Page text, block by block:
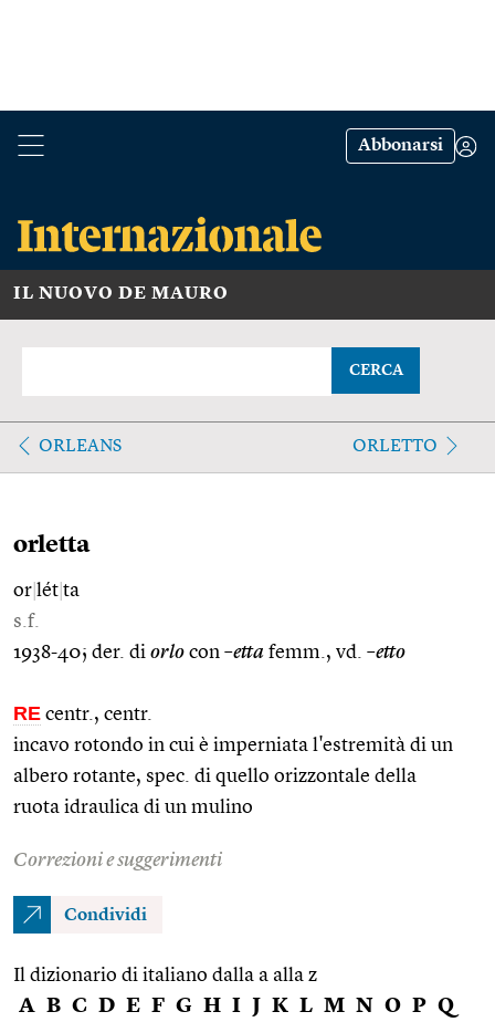
Abbonarsi
IL NUOVO DE MAURO
CERCA
ORLEANS ORLETTO
orletta
or lét ta
s.f.
1938-40; der. di orlo con –etta femm., vd. –etto
RE centr., centr.
incavo rotondo in cui è imperniata l'estremità di un
albero rotante, spec. di quello orizzontale della
ruota idraulica di un mulino
Correzioni e suggerimenti
Condividi
Il dizionario di italiano dalla a alla z
A B C D E F G H I J K L M N O P Q